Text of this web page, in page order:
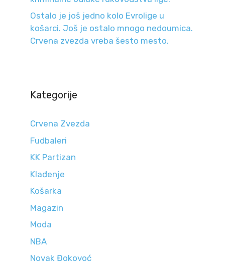
Ostalo je još jedno kolo Evrolige u
košarci. Još je ostalo mnogo nedoumica.
Crvena zvezda vreba šesto mesto.
Kategorije
Crvena Zvezda
Fudbaleri
KK Partizan
Klađenje
Košarka
Magazin
Moda
NBA
Novak Đokovoć